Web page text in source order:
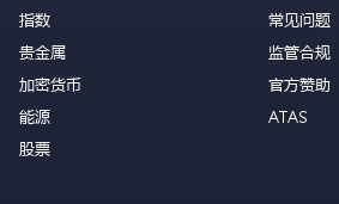
指数
贵金属
加密货币
能源
股票
常见问题
监管合规
官方赞助
ATAS